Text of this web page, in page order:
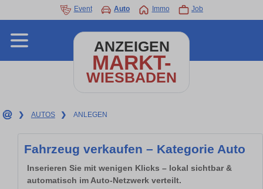
Event Auto Immo Job
ANZEIGEN
MARKT-
WIESBADEN
❯ AUTOS ❯ ANLEGEN
Fahrzeug verkaufen – Kategorie Auto
Inserieren Sie mit wenigen Klicks – lokal sichtbar &
automatisch im Auto-Netzwerk verteilt.